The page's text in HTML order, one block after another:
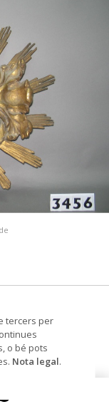
tercers per
o bé pots
Nota legal.